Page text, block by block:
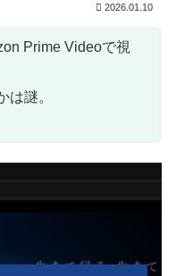
2026.01.10
Prime Videoで視
は謎。